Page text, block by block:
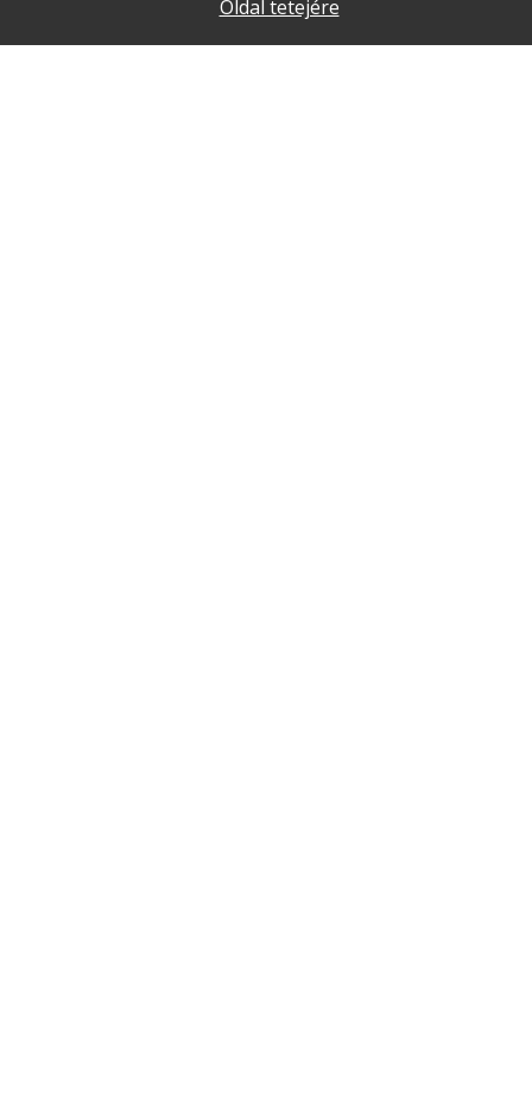
Oldal tetejére